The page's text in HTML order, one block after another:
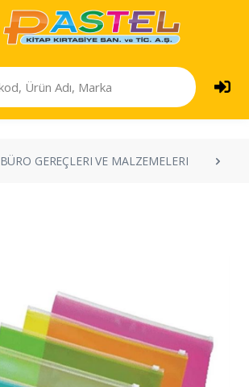
BÜRO GEREÇLERI VE MALZEMELERI